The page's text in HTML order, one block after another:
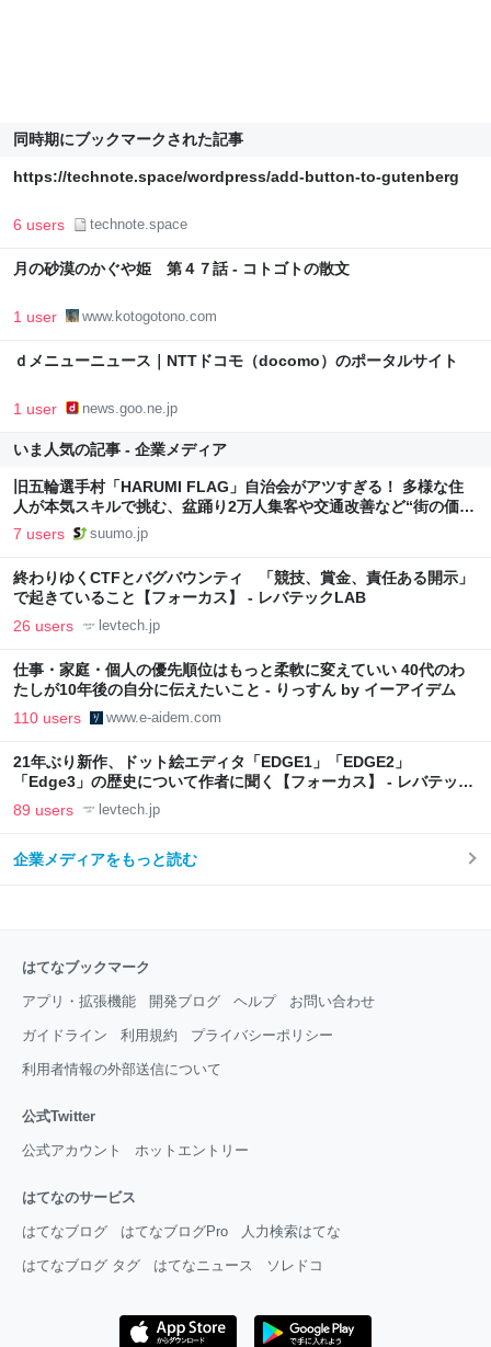
同時期にブックマークされた記事
https://technote.space/wordpress/add-button-to-gutenberg
6 users technote.space
月の砂漠のかぐや姫 第４７話 - コトゴトの散文
1 user www.kotogotono.com
ｄメニューニュース｜NTTドコモ（docomo）のポータルサイト
1 user news.goo.ne.jp
いま人気の記事 - 企業メディア
旧五輪選手村「HARUMI FLAG」自治会がアツすぎる！ 多様な住
人が本気スキルで挑む、盆踊り2万人集客や交通改善など“街の価値
向上”戦略 東京・中央区
7 users suumo.jp
終わりゆくCTFとバグバウンティ 「競技、賞金、責任ある開示」
で起きていること【フォーカス】 - レバテックLAB
26 users levtech.jp
仕事・家庭・個人の優先順位はもっと柔軟に変えていい 40代のわ
たしが10年後の自分に伝えたいこと - りっすん by イーアイデム
110 users www.e-aidem.com
21年ぶり新作、ドット絵エディタ「EDGE1」「EDGE2」
「Edge3」の歴史について作者に聞く【フォーカス】 - レバテック
LAB
89 users levtech.jp
企業メディアをもっと読む
はてなブックマーク
アプリ・拡張機能 開発ブログ ヘルプ お問い合わせ
ガイドライン 利用規約 プライバシーポリシー
利用者情報の外部送信について
公式Twitter
公式アカウント ホットエントリー
はてなのサービス
はてなブログ はてなブログPro 人力検索はてな
はてなブログ タグ はてなニュース ソレドコ